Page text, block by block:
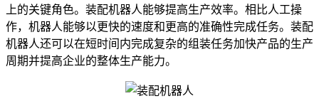
上的关键角色。装配机器人能够提高生产效率。相比人工操
作，机器人能够以更快的速度和更高的准确性完成任务。装配
机器人还可以在短时间内完成复杂的组装任务加快产品的生产
周期并提高企业的整体生产能力。